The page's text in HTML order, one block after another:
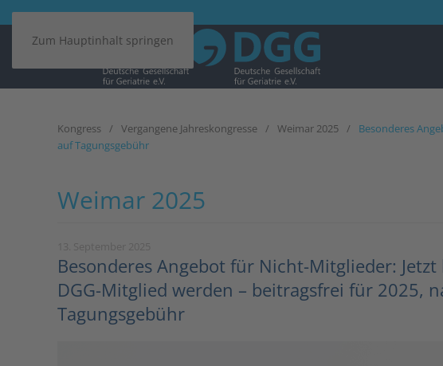
Zum Hauptinhalt springen
Kongress Vergangene Jahreskongresse Weimar 2025
Besonderes
auf Tagungsgebühr
Weimar 2025
Besonderes Angebot für Nicht-Mitglieder:
DGG-Mitglied werden – beitragsfrei für 2025,
Tagungsgebühr